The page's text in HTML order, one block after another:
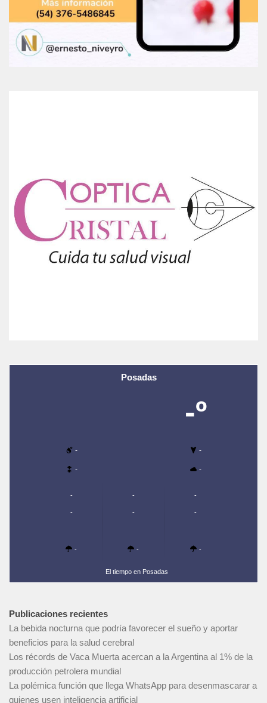
Posadas
-º
- -
- -
-
-
-
-
-
-
-
-
-
El tiempo en Posadas
Publicaciones recientes
La bebida nocturna que podría favorecer el sueño y aportar
beneficios para la salud cerebral
Los récords de Vaca Muerta acercan a la Argentina al 1% de la
producción petrolera mundial
La polémica función que llega WhatsApp para desenmascarar a
quienes usen inteligencia artificial